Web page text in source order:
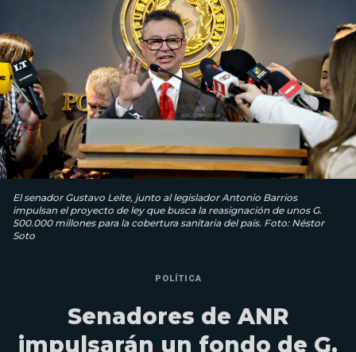
El senador Gustavo Leite, junto al legislador Antonio Barrios
impulsan el proyecto de ley que busca la reasignación de unos G.
500.000 millones para la cobertura sanitaria del país. Foto: Néstor
Soto
POLÍTICA
Senadores de ANR
impulsarán un fondo de G.